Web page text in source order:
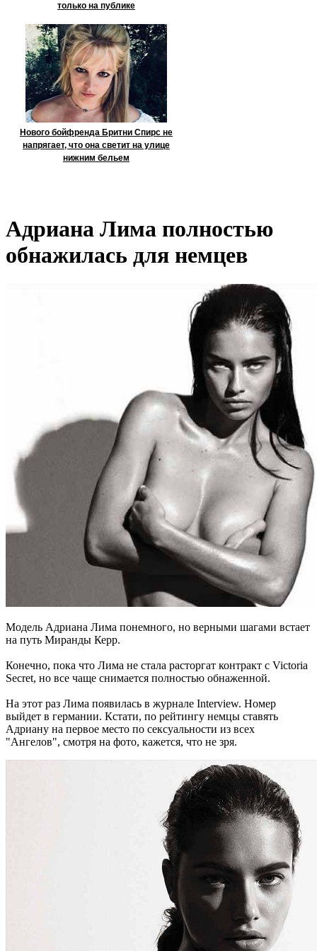
только на публике
Нового бойфренда Бритни Спирс не
напрягает, что она светит на улице
нижним бельем
Адриана Лима полностью
обнажилась для немцев
Модель Адриана Лима понемного, но верными шагами встает
на путь Миранды Керр.
Конечно, пока что Лима не стала расторгат контракт с Victoria
Secret, но все чаще снимается полностью обнаженной.
На этот раз Лима появилась в журнале Interview. Номер
выйдет в германии. Кстати, по рейтингу немцы ставять
Адриану на первое место по сексуальности из всех
"Ангелов", смотря на фото, кажется, что не зря.